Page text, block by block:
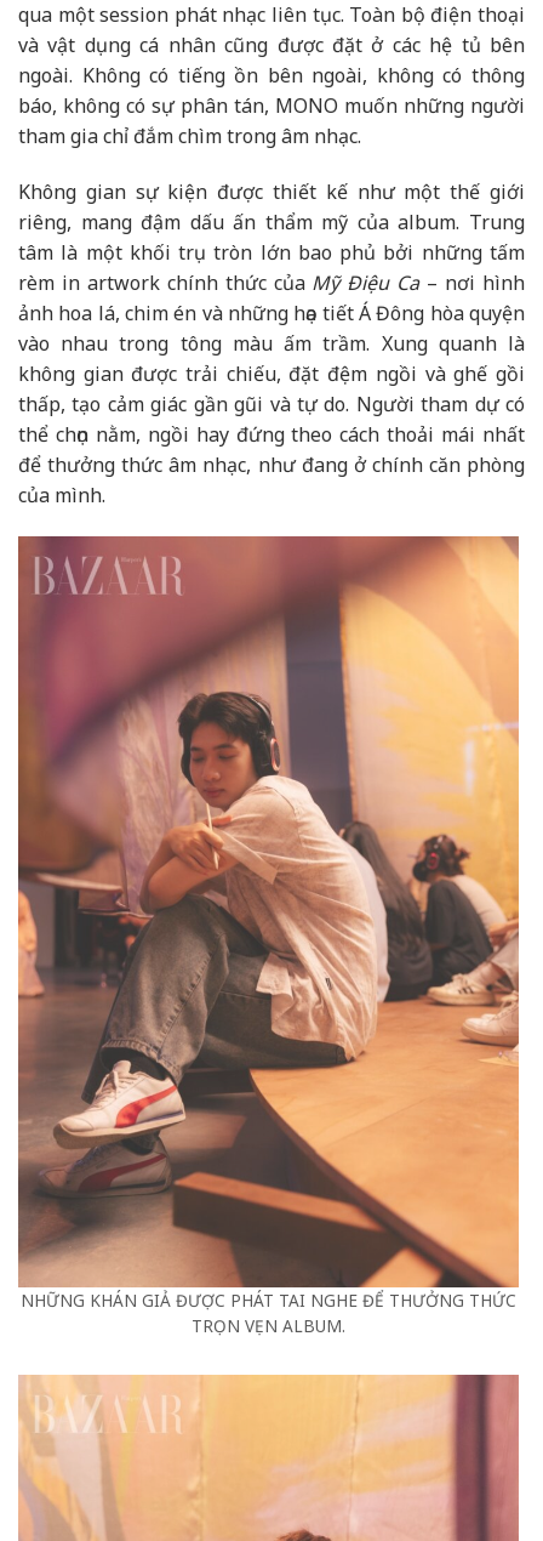
qua một session phát nhạc liên tục. Toàn bộ điện thoại
và vật dụng cá nhân cũng được đặt ở các hệ tủ bên
ngoài. Không có tiếng ồn bên ngoài, không có thông
báo, không có sự phân tán, MONO muốn những người
tham gia chỉ đắm chìm trong âm nhạc.
Không gian sự kiện được thiết kế như một thế giới
riêng, mang đậm dấu ấn thẩm mỹ của album. Trung
tâm là một khối trụ tròn lớn bao phủ bởi những tấm
rèm in artwork chính thức của Mỹ Điệu Ca– nơi hình
ảnh hoa lá, chim én và những họa tiết Á Đông hòa quyện
vào nhau trong tông màu ấm trầm. Xung quanh là
không gian được trải chiếu, đặt đệm ngồi và ghế gồi
thấp, tạo cảm giác gần gũi và tự do. Người tham dự có
thể chọn nằm, ngồi hay đứng theo cách thoải mái nhất
để thưởng thức âm nhạc, như đang ở chính căn phòng
của mình.
NHỮNG KHÁN GIẢ ĐƯỢC PHÁT TAI NGHE ĐỂ THƯỞNG THỨC
TRỌN VẸN ALBUM.